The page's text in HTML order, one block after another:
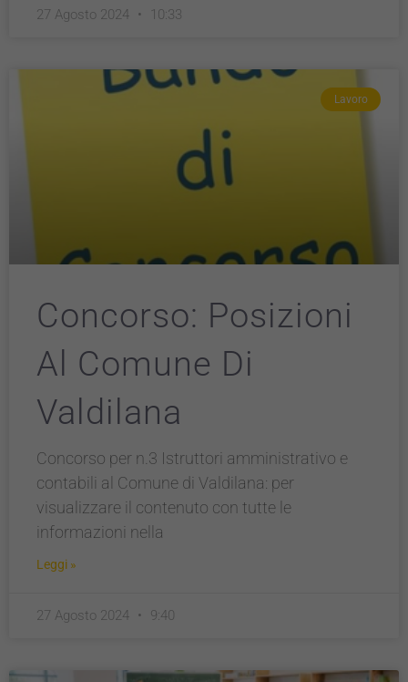
27 Agosto 2024 10:33
Lavoro
Concorso: Posizioni
Al Comune Di
Valdilana
Concorso per n.3 Istruttori amministrativo e
contabili al Comune di Valdilana: per
visualizzare il contenuto con tutte le
informazioni nella
Leggi »
27 Agosto 2024 9:40